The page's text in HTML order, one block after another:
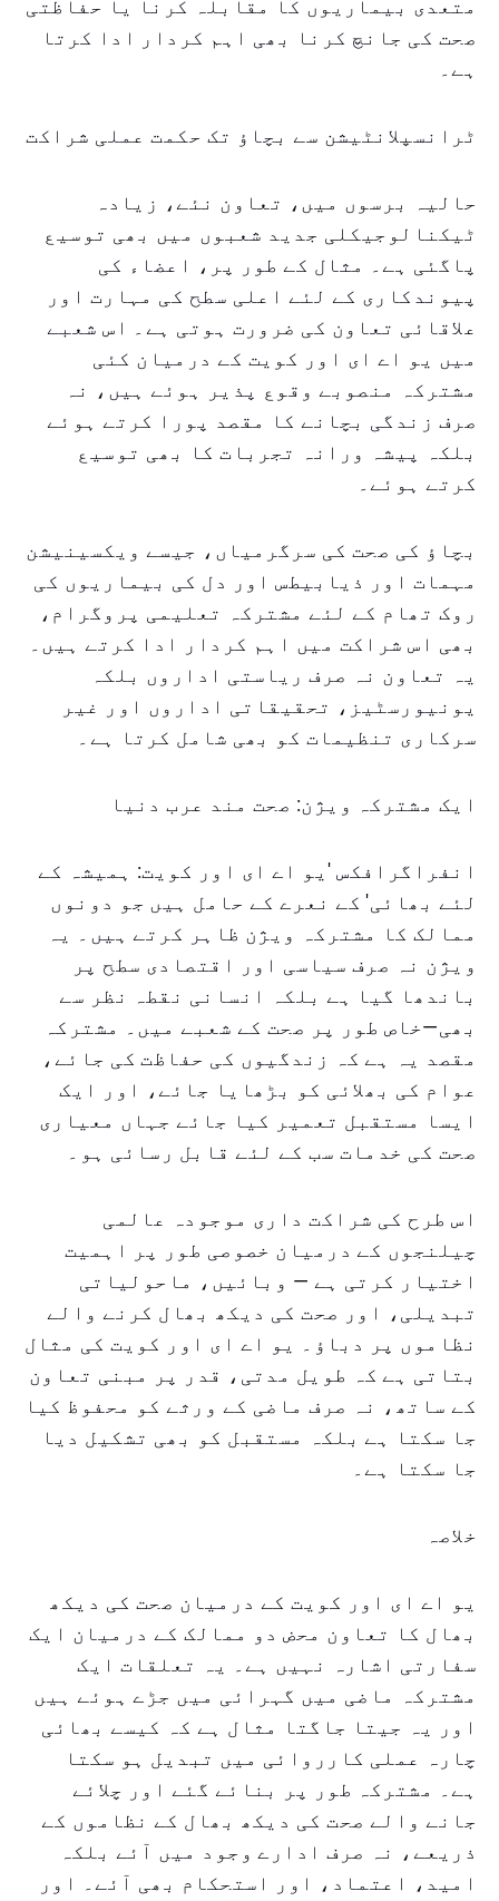
متعدی بیماریوں کا مقابلہ کرنا یا حفاظتی
صحت کی جانچ کرنا بھی اہم کردار ادا کرتا
ہے۔
ٹرانسپلانٹیشن سے بچاؤ تک حکمت عملی شراکت
حالیہ برسوں میں، تعاون نئے، زیادہ
ٹیکنالوجیکلی جدید شعبوں میں بھی توسیع
پاگئی ہے۔ مثال کے طور پر، اعضاء کی
پیوندکاری کے لئے اعلی سطح کی مہارت اور
علاقائی تعاون کی ضرورت ہوتی ہے۔ اس شعبے
میں یو اے ای اور کویت کے درمیان کئی
مشترکہ منصوبے وقوع پذیر ہوئے ہیں، نہ
صرف زندگی بچانے کا مقصد پورا کرتے ہوئے
بلکہ پیشہ ورانہ تجربات کا بھی توسیع
کرتے ہوئے۔
بچاؤ کی صحت کی سرگرمیاں، جیسے ویکسینیشن
مہمات اور ذیابیطس اور دل کی بیماریوں کی
روک تھام کے لئے مشترکہ تعلیمی پروگرام،
بھی اس شراکت میں اہم کردار ادا کرتے ہیں۔
یہ تعاون نہ صرف ریاستی اداروں بلکہ
یونیورسٹیز، تحقیقاتی اداروں اور غیر
سرکاری تنظیمات کو بھی شامل کرتا ہے۔
ایک مشترکہ ویژن: صحت مند عرب دنیا
انفراگرافکس 'یو اے ای اور کویت: ہمیشہ کے
لئے بھائی' کے نعرے کے حامل ہیں جو دونوں
ممالک کا مشترکہ ویژن ظاہر کرتے ہیں۔ یہ
ویژن نہ صرف سیاسی اور اقتصادی سطح پر
باندھا گیا ہے بلکہ انسانی نقطہ نظر سے
بھی—خاص طور پر صحت کے شعبے میں۔ مشترکہ
مقصد یہ ہے کہ زندگیوں کی حفاظت کی جائے،
عوام کی بھلائی کو بڑھایا جائے، اور ایک
ایسا مستقبل تعمیر کیا جائے جہاں معیاری
صحت کی خدمات سب کے لئے قابل رسائی ہو۔
اس طرح کی شراکت داری موجودہ عالمی
چیلنجوں کے درمیان خصوصی طور پر اہمیت
اختیار کرتی ہے — وبائیں، ماحولیاتی
تبدیلی، اور صحت کی دیکھ بھال کرنے والے
نظاموں پر دباؤ۔ یو اے ای اور کویت کی مثال
بتاتی ہے کہ طویل مدتی، قدر پر مبنی تعاون
کے ساتھ، نہ صرف ماضی کے ورثے کو محفوظ کیا
جا سکتا ہے بلکہ مستقبل کو بھی تشکیل دیا
جا سکتا ہے۔
خلاصہ
یو اے ای اور کویت کے درمیان صحت کی دیکھ
بھال کا تعاون محض دو ممالک کے درمیان ایک
سفارتی اشارہ نہیں ہے۔ یہ تعلقات ایک
مشترکہ ماضی میں گہرائی میں جڑے ہوئے ہیں
اور یہ جیتا جاگتا مثال ہے کہ کیسے بھائی
چارہ عملی کارروائی میں تبدیل ہو سکتا
ہے۔ مشترکہ طور پر بنائے گئے اور چلائے
جانے والے صحت کی دیکھ بھال کے نظاموں کے
ذریعے، نہ صرف ادارے وجود میں آئے بلکہ
امید، اعتماد، اور استحکام بھی آئے۔ اور